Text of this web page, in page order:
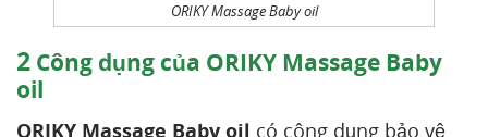
ORIKY Massage Baby oil
2 Công dụng của ORIKY Massage Baby
oil
ORIKY Massage Baby oil có công dụng bảo vệ